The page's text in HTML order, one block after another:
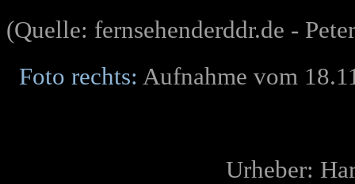
(Quelle: fernsehenderddr.de -
Foto rechts: Aufnahme vom
Urheber: